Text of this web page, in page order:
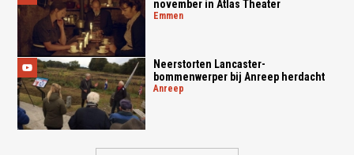
november in Atlas Theater
emmen
Neerstorten Lancaster-
bommenwerper bij Anreep herdacht
anreep